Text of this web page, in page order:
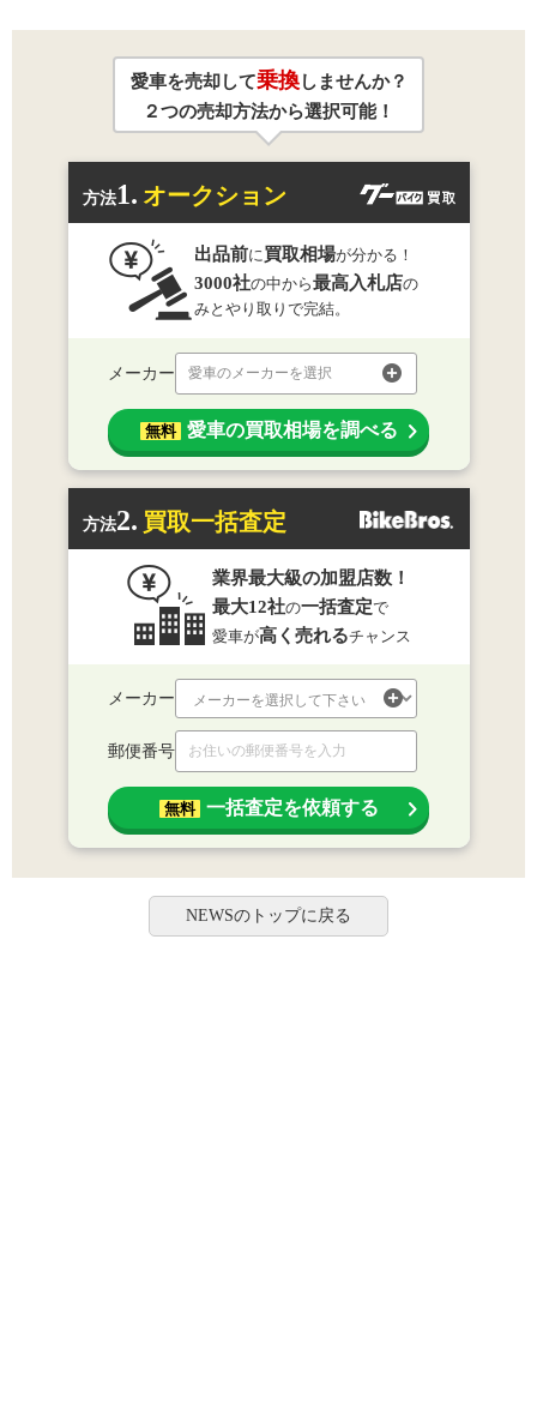
愛車を売却して乗換しませんか？
２つの売却方法から選択可能！
方法1. オークション
出品前に買取相場が分かる！
3000社の中から最高入札店の
みとやり取りで完結。
メーカー 愛車のメーカーを選択
無料 愛車の買取相場を調べる
方法2. 買取一括査定
業界最大級の加盟店数！
最大12社の一括査定で
愛車が高く売れるチャンス
メーカー
郵便番号
無料 一括査定を依頼する
NEWSのトップに戻る